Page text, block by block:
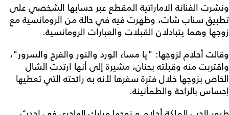
ونشرت الفنانة الاماراتية المقطع عبر حسابها الشخصي على
تطبيق سناب شات، وظهرت فيه في حالة من الرومانسية مع
زوجها وهما يتبادلان القبلات والعبارات الرومانسية.
وقالت أحلام لزوجها: "يا مساء الورد والنور والفرح والسرور"،
واقتربت منه وقبلته بحنان، مشيرة إلى أنها ارتدت الشال
الخاص بزوجها خلال فترة سفرها لأنه به رائحته التي تعطيها
إحساس بالراحة والطمأنينة.